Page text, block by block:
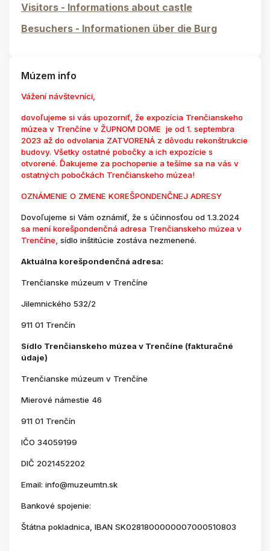
Visitors - Informations about castle
Besuchers - Informationen über die Burg
Múzem info
Vážení návštevníci,
dovoľujeme si vás upozorniť, že expozícia Trenčianskeho
múzea v Trenčíne v ŽUPNOM DOME je od 1. septembra
2023 až do odvolania ZATVORENÁ z dôvodu rekonštrukcie
budovy. Všetky ostatné pobočky a ich expozície s
otvorené. Ďakujeme za pochopenie a tešíme sa na vás v
ostatných pobočkách Trenčianskeho múzea!
OZNÁMENIE O ZMENE KOREŠPONDENČNEJ ADRESY
Dovoľujeme si Vám oznámiť, že s účinnosťou od 1.3.2024
sa mení korešpondenčná adresa Trenčianskeho múzea v
Trenčíne, sídlo inštitúcie zostáva nezmenené.
Aktuálna korešpondenčná adresa:
Trenčianske múzeum v Trenčíne
Jilemnického 532/2
911 01 Trenčín
Sídlo Trenčianskeho múzea v Trenčíne (fakturačné
údaje)
Trenčianske múzeum v Trenčíne
Mierové námestie 46
911 01 Trenčín
IČO 34059199
DIČ 2021452202
Email: info@muzeumtn.sk
Bankové spojenie:
Štátna pokladnica, IBAN SK0281800000007000510803